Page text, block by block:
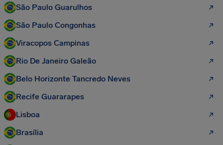
São Paulo Guarulhos
São Paulo Congonhas
Viracopos Campinas
Rio De Janeiro Galeão
Belo Horizonte Tancredo Neves
Recife Guararapes
Lisboa
Brasília